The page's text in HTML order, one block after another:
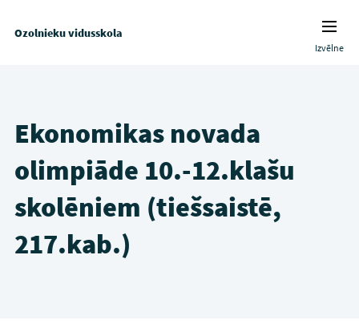
Ozolnieku vidusskola
Izvēlne
Ekonomikas novada
olimpiāde 10.-12.klašu
skolēniem (tiešsaistē,
217.kab.)